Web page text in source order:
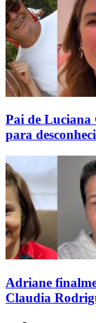
Pai de Luciana
para
Adriane
Claudia